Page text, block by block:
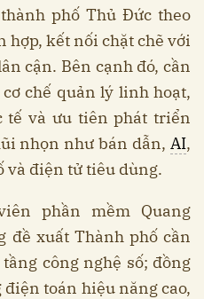
phố Thủ Đức theo
hợp, kết nối chặt chẽ với
cận. Bên cạnh đó, cần
chế quản lý linh hoạt,
tế và ưu tiên phát triển
nhọn như bán dẫn, AI,
và điện tử tiêu dùng.
phần mềm Quang
đề xuất Thành phố cần
công nghệ số; đồng
toán hiệu năng cao,